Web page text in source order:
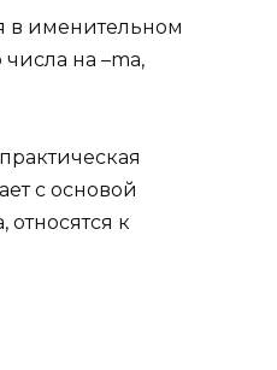
в именительном
на –ma,
с основой
к